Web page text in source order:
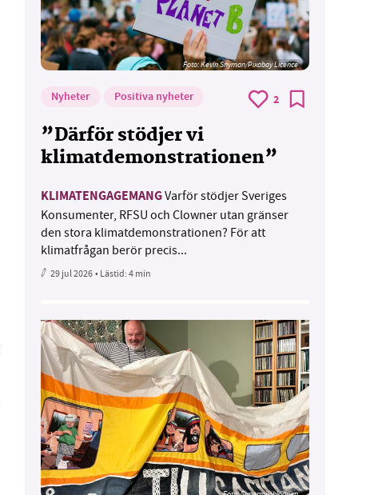
Foto:Kevin Snyman/Pixabay Licence
Nyheter Positiva nyheter 2
”Därför stödjer vi
klimatdemonstrationen”
KLIMATENGAGEMANGVarför stödjer Sveriges
Konsumenter, RFSU och Clowner utan gränser
den stora klimatdemonstrationen? För att
klimatfrågan berör precis...
29 jul 2026• Lästid:4 min